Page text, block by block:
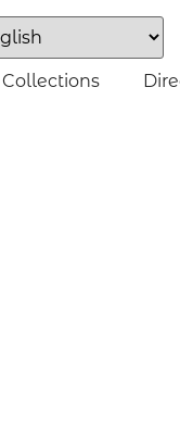
Collections